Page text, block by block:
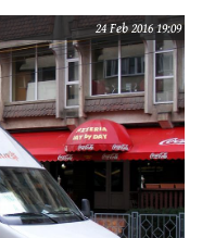
racolau muncitori
muncească la negru
în general, de
Pădure, Filipeștii de
fără forme legale și
promiși.
24 Feb 2016 19:09